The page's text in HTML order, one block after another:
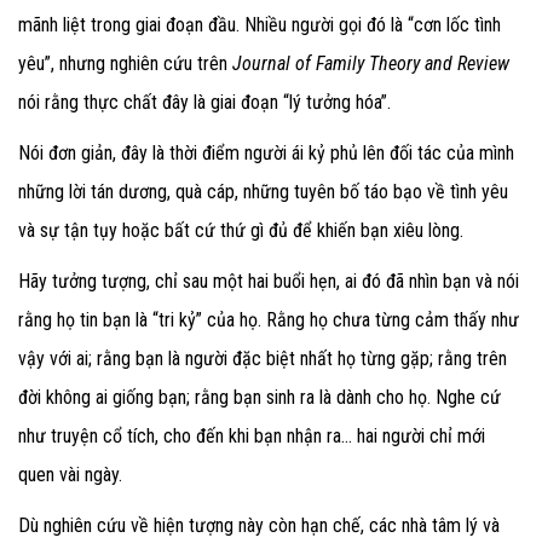
mãnh liệt trong giai đoạn đầu. Nhiều người gọi đó là “cơn lốc tình
yêu”, nhưng nghiên cứu trên Journal of Family Theory and Review
nói rằng thực chất đây là giai đoạn “lý tưởng hóa”.
Nói đơn giản, đây là thời điểm người ái kỷ phủ lên đối tác của mình
những lời tán dương, quà cáp, những tuyên bố táo bạo về tình yêu
và sự tận tụy hoặc bất cứ thứ gì đủ để khiến bạn xiêu lòng.
Hãy tưởng tượng, chỉ sau một hai buổi hẹn, ai đó đã nhìn bạn và nói
rằng họ tin bạn là “tri kỷ” của họ. Rằng họ chưa từng cảm thấy như
vậy với ai; rằng bạn là người đặc biệt nhất họ từng gặp; rằng trên
đời không ai giống bạn; rằng bạn sinh ra là dành cho họ. Nghe cứ
như truyện cổ tích, cho đến khi bạn nhận ra… hai người chỉ mới
quen vài ngày.
Dù nghiên cứu về hiện tượng này còn hạn chế, các nhà tâm lý và